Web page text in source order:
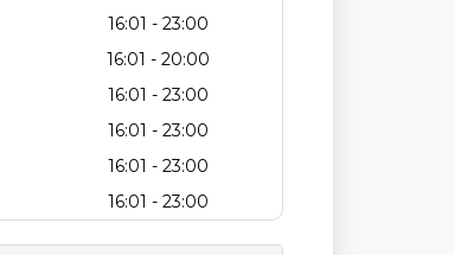
16:01 - 23:00
16:01 - 20:00
16:01 - 23:00
16:01 - 23:00
16:01 - 23:00
16:01 - 23:00